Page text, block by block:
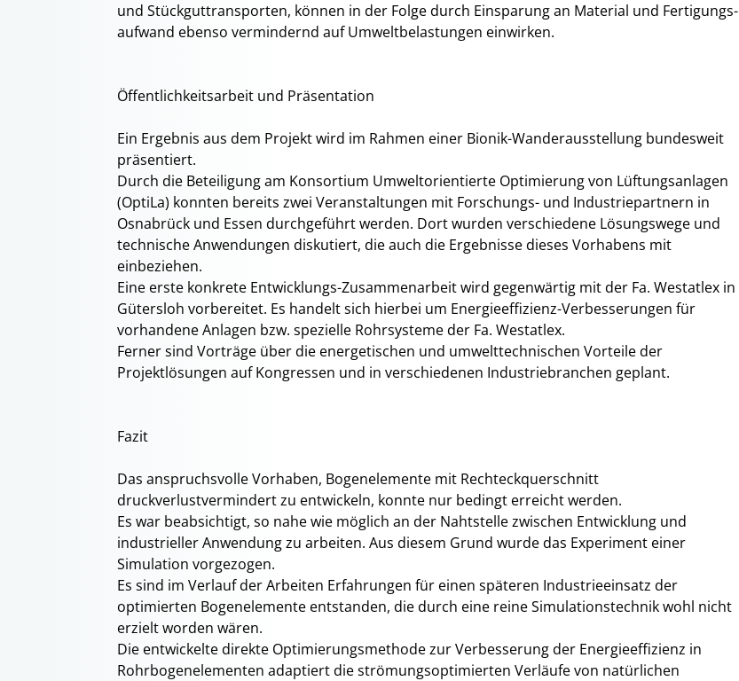
und Stückguttransporten, können in der Folge durch Einsparung an Material und Fertigungs-
aufwand ebenso vermindernd auf Umweltbelastungen einwirken.
Öffentlichkeitsarbeit und Präsentation
Ein Ergebnis aus dem Projekt wird im Rahmen einer Bionik-Wanderausstellung bundesweit
präsentiert.
Durch die Beteiligung am Konsortium Umweltorientierte Optimierung von Lüftungsanlagen
(OptiLa) konnten bereits zwei Veranstaltungen mit Forschungs- und Industriepartnern in
Osnabrück und Essen durchgeführt werden. Dort wurden verschiedene Lösungswege und
technische Anwendungen diskutiert, die auch die Ergebnisse dieses Vorhabens mit
einbeziehen.
Eine erste konkrete Entwicklungs-Zusammenarbeit wird gegenwärtig mit der Fa. Westatlex in
Gütersloh vorbereitet. Es handelt sich hierbei um Energieeffizienz-Verbesserungen für
vorhandene Anlagen bzw. spezielle Rohrsysteme der Fa. Westatlex.
Ferner sind Vorträge über die energetischen und umwelttechnischen Vorteile der
Projektlösungen auf Kongressen und in verschiedenen Industriebranchen geplant.
Fazit
Das anspruchsvolle Vorhaben, Bogenelemente mit Rechteckquerschnitt
druckverlustvermindert zu entwickeln, konnte nur bedingt erreicht werden.
Es war beabsichtigt, so nahe wie möglich an der Nahtstelle zwischen Entwicklung und
industrieller Anwendung zu arbeiten. Aus diesem Grund wurde das Experiment einer
Simulation vorgezogen.
Es sind im Verlauf der Arbeiten Erfahrungen für einen späteren Industrieeinsatz der
optimierten Bogenelemente entstanden, die durch eine reine Simulationstechnik wohl nicht
erzielt worden wären.
Die entwickelte direkte Optimierungsmethode zur Verbesserung der Energieeffizienz in
Rohrbogenelementen adaptiert die strömungsoptimierten Verläufe von natürlichen